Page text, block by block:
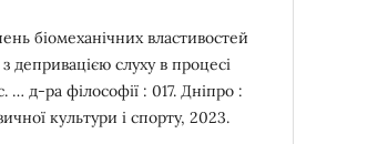
біомеханічних властивостей
депривацією слуху в процесі
… д-ра філософії : 017. Дніпро :
культури і спорту, 2023.